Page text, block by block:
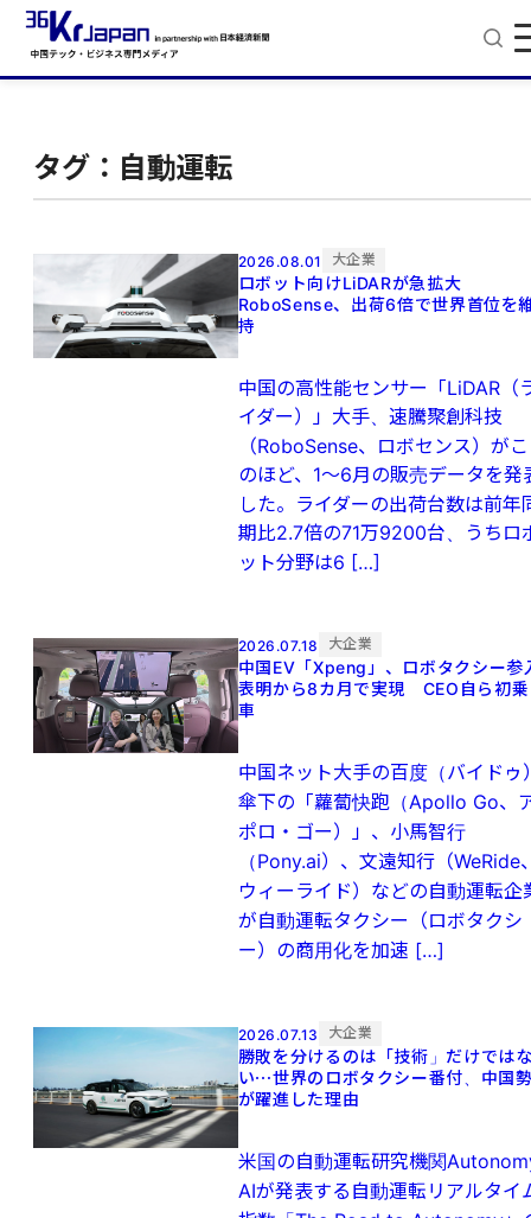
タグ：自動運転
2026.08.01 大企業
ロボット向けLiDARが急拡大
RoboSense、出荷6倍で世界首位を
持
中国の高性能センサー「LiDAR（
イダー）」大手、速騰聚創科技
（RoboSense、ロボセンス）がこ
のほど、1～6月の販売データを発
した。ライダーの出荷台数は前年
期比2.7倍の71万9200台、うちロ
ット分野は6 […]
2026.07.18 大企業
中国EV「Xpeng」、ロボタクシー参
表明から8カ月で実現 CEO自ら初乗
車
中国ネット大手の百度（バイドゥ
傘下の「蘿蔔快跑（Apollo Go、
ポロ・ゴー）」、小馬智行
（Pony.ai）、文遠知行（WeRide
ウィーライド）などの自動運転企
が自動運転タクシー（ロボタクシ
ー）の商用化を加速 […]
2026.07.13 大企業
勝敗を分けるのは「技術」だけでは
い⋯世界のロボタクシー番付、中国
が躍進した理由
米国の自動運転研究機関
AIが発表する自動運転リアルタイ